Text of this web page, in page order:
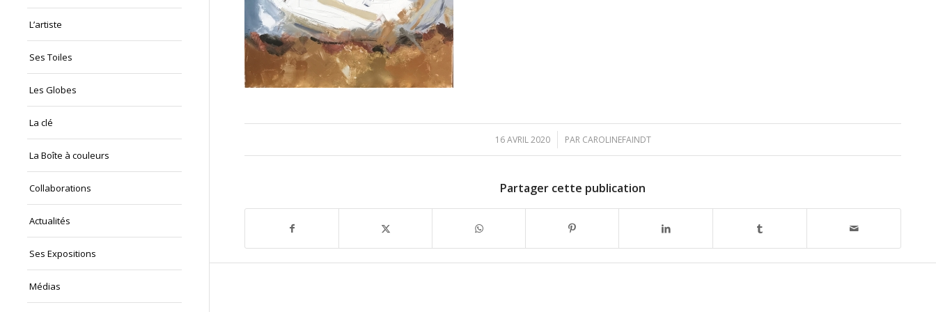
L’artiste
Ses Toiles
Les Globes
La clé
La Boîte à couleurs
Collaborations
Actualités
Ses Expositions
Médias
16 AVRIL 2020
/ PAR CAROLINEFAINDT
Partager cette publication